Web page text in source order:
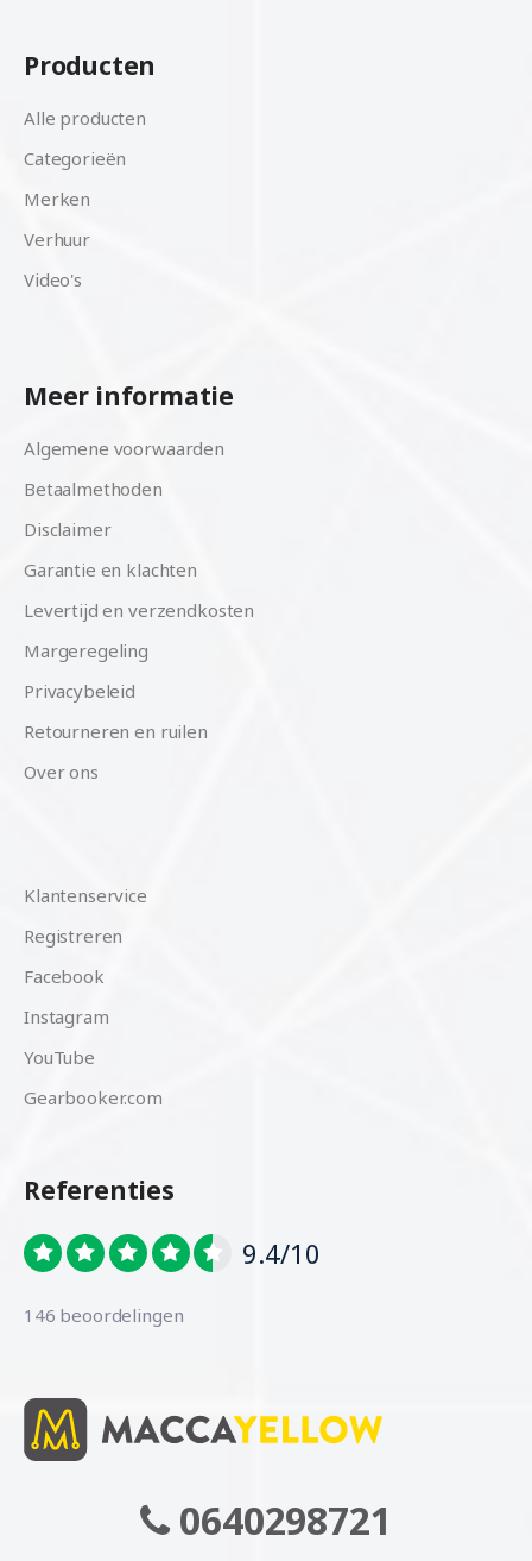
Producten
Alle producten
Categorieën
Merken
Verhuur
Video's
Meer informatie
Algemene voorwaarden
Betaalmethoden
Disclaimer
Garantie en klachten
Levertijd en verzendkosten
Margeregeling
Privacybeleid
Retourneren en ruilen
Over ons
Klantenservice
Registreren
Facebook
Instagram
YouTube
Gearbooker.com
Referenties
9.4/10
146 beoordelingen
0640298721